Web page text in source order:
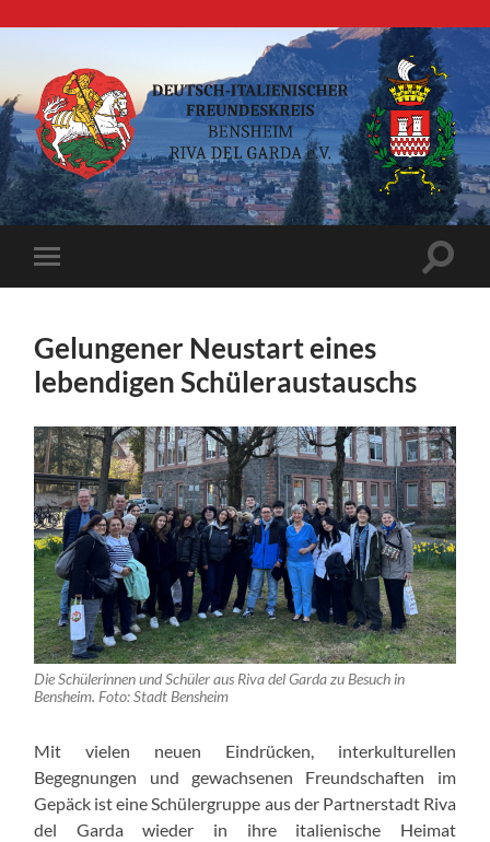
Deutsch-
italienischer
Mobile-
Menü
Gelungener Neustart eines
lebendigen Schüleraustauschs
Die Schülerinnen und Schüler aus Riva del Garda zu Besuch in
Bensheim. Foto: Stadt Bensheim
Mit vielen neuen Eindrücken, interkulturellen
Begegnungen und gewachsenen Freundschaften im
Gepäck ist eine Schülergruppe aus der Partnerstadt Riva
del Garda wieder in ihre italienische Heimat